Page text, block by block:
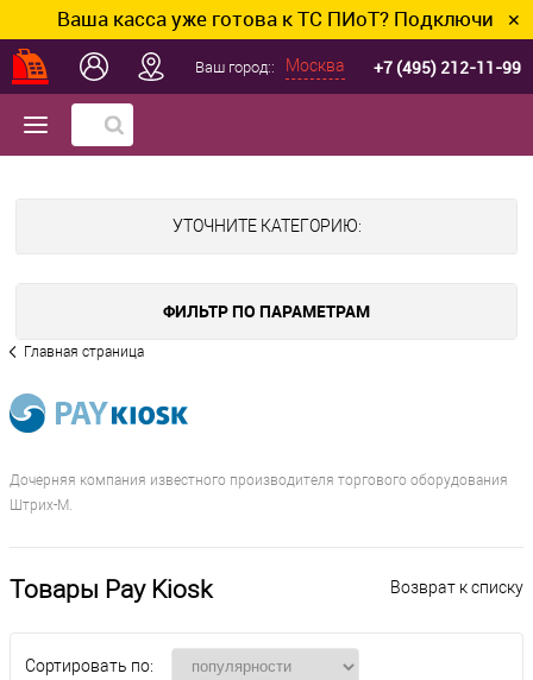
Ваша касса уже готова к ТС ПИоТ? Подключим и ✕
Ваш город:: Москва +7 (495) 212-11-99
УТОЧНИТЕ КАТЕГОРИЮ:
ФИЛЬТР ПО ПАРАМЕТРАМ
Главная страница
Дочерняя компания известного производителя торгового оборудования
Штрих-М.
Возврат к списку
Товары Pay Kiosk
Сортировать по: